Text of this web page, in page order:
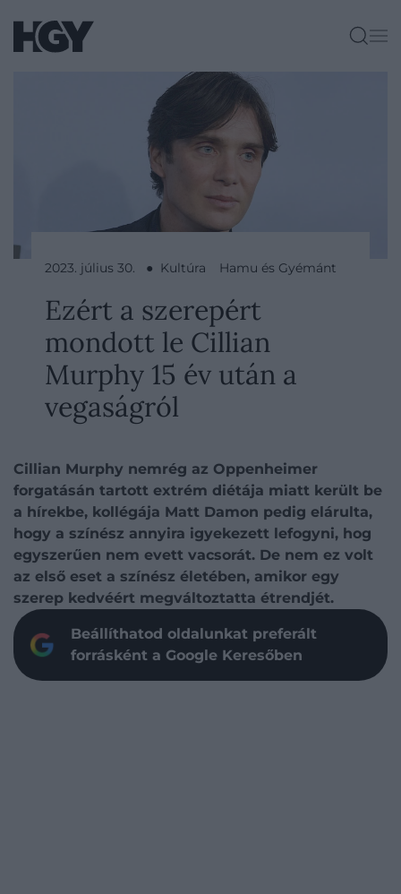
2023. július 30. ● Kultúra Hamu és Gyémánt
Ezért a szerepért
mondott le Cillian
Murphy 15 év után a
vegaságról
Cillian Murphy nemrég az Oppenheimer
forgatásán tartott extrém diétája miatt került be
a hírekbe, kollégája Matt Damon pedig elárulta,
hogy a színész annyira igyekezett lefogyni, hog
egyszerűen nem evett vacsorát. De nem ez volt
az első eset a színész életében, amikor egy
szerep kedvéért megváltoztatta étrendjét.
Beállíthatod oldalunkat preferált
forrásként a Google Keresőben